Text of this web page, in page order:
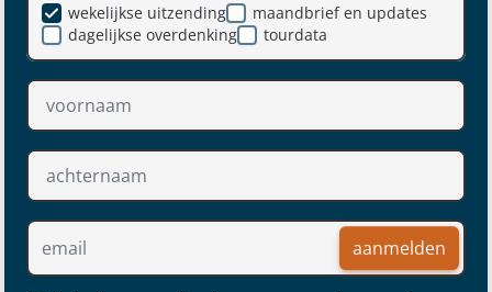
maandbrief en updates
dagelijkse overdenking
wekelijkse uitzending
tourdata
aanmelden